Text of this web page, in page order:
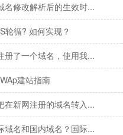
名修改解析后的生效时...
轮循? 如何实现？
册了一个域名，使用我...
建站指南
在新网注册的域名转入...
域名和国内域名？国际...